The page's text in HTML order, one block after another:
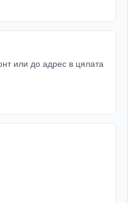
или до адрес в цялата